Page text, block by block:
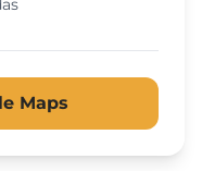
Maps